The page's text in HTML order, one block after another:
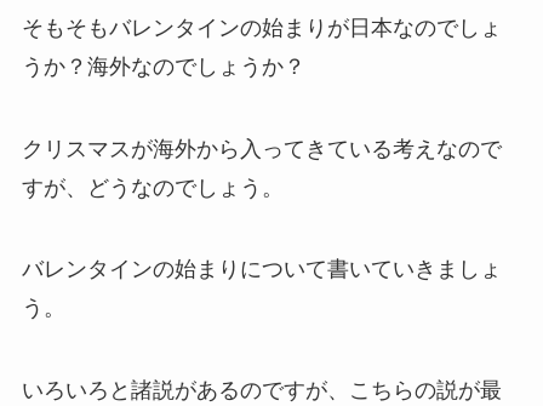
そもそもバレンタインの始まりが日本なのでしょ
うか？海外なのでしょうか？
クリスマスが海外から入ってきている考えなので
すが、どうなのでしょう。
バレンタインの始まりについて書いていきましょ
う。
いろいろと諸説があるのですが、こちらの説が最